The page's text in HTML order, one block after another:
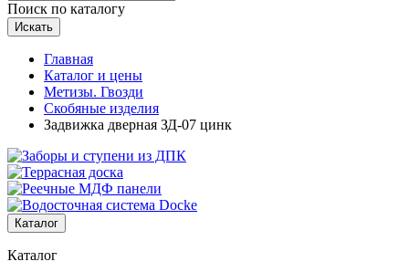
Поиск по каталогу
Искать
Главная
Каталог и цены
Метизы. Гвозди
Скобяные изделия
Задвижка дверная ЗД-07 цинк
Каталог
Каталог